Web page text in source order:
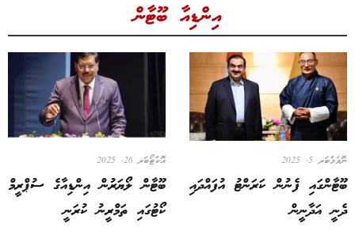
އިންޑިއާ ބޫޓާން
ނޮވެމްބަރ 5, 2025
ބޫޓާންގައި ފެނުން ކަރަންޓު އުފައްދައި
ދެނީ އަދާނީން
އޮކްޓޯބަރ 26, 2025
ބޫޓާން ލޯޔަރުން އިންޑިއާގެ ސުޕްރީމް
ކޯޓުގައި ތަމްރީނު ކުރަނީ